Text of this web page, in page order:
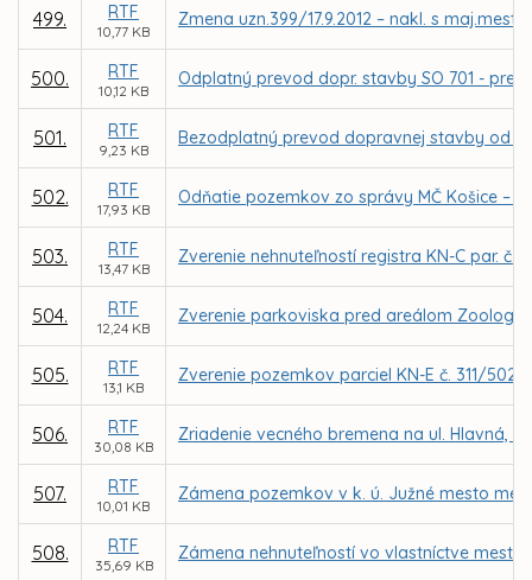
499. RTF
10,77 KB
Zmena uzn.399/17.9.2012 – nakl. s
500. RTF
10,12 KB
Odplatný prevod dopr. stavby SO 701 -
501. RTF
9,23 KB
Bezodplatný prevod dopravnej stavby od
502. RTF
17,93 KB
Odňatie pozemkov zo správy MČ Košice –
503. RTF
13,47 KB
Zverenie nehnuteľností registra KN-C par. č.
504. RTF
12,24 KB
Zverenie parkoviska pred areálom
505. RTF
13,1 KB
Zverenie pozemkov parciel KN-E č. 311/
506. RTF
30,08 KB
Zriadenie vecného bremena na ul. Hlavná,
507. RTF
10,01 KB
Zámena pozemkov v k. ú. Južné mesto
508. RTF
35,69 KB
Zámena nehnuteľností vo vlastníctve mesta